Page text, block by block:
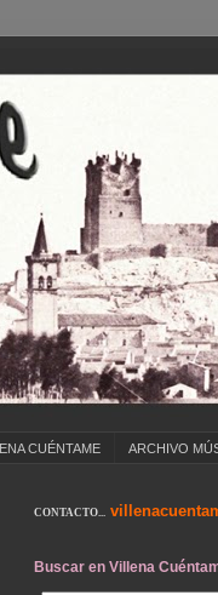
CUÉNTAME ARCHIVO
...
CONTACTO...
Buscar en Villena